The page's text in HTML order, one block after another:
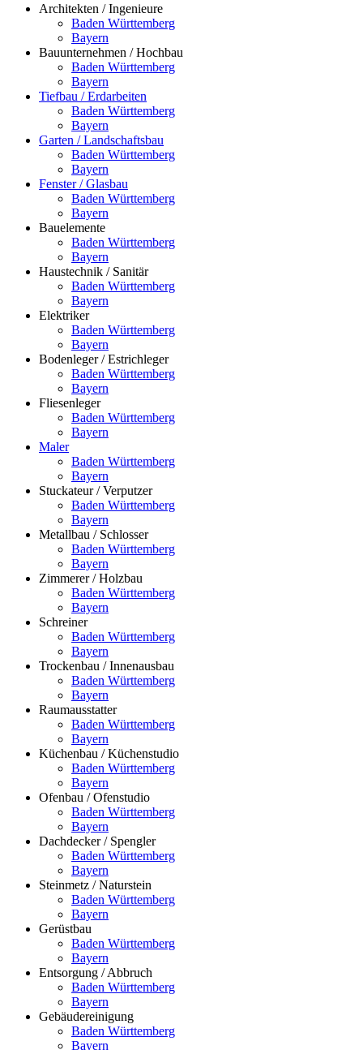
Architekten / Ingenieure
Baden Württemberg
Bayern
Bauunternehmen / Hochbau
Baden Württemberg
Bayern
Tiefbau / Erdarbeiten
Baden Württemberg
Bayern
Garten / Landschaftsbau
Baden Württemberg
Bayern
Fenster / Glasbau
Baden Württemberg
Bayern
Bauelemente
Baden Württemberg
Bayern
Haustechnik / Sanitär
Baden Württemberg
Bayern
Elektriker
Baden Württemberg
Bayern
Bodenleger / Estrichleger
Baden Württemberg
Bayern
Fliesenleger
Baden Württemberg
Bayern
Maler
Baden Württemberg
Bayern
Stuckateur / Verputzer
Baden Württemberg
Bayern
Metallbau / Schlosser
Baden Württemberg
Bayern
Zimmerer / Holzbau
Baden Württemberg
Bayern
Schreiner
Baden Württemberg
Bayern
Trockenbau / Innenausbau
Baden Württemberg
Bayern
Raumausstatter
Baden Württemberg
Bayern
Küchenbau / Küchenstudio
Baden Württemberg
Bayern
Ofenbau / Ofenstudio
Baden Württemberg
Bayern
Dachdecker / Spengler
Baden Württemberg
Bayern
Steinmetz / Naturstein
Baden Württemberg
Bayern
Gerüstbau
Baden Württemberg
Bayern
Entsorgung / Abbruch
Baden Württemberg
Bayern
Gebäudereinigung
Baden Württemberg
Bayern